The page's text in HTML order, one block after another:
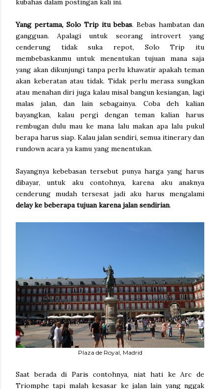
kubahas dalam postingan kali ini.
Yang pertama, Solo Trip itu bebas. Bebas hambatan dan
gangguan. Apalagi untuk seorang introvert yang
cenderung tidak suka repot, Solo Trip itu
membebaskanmu untuk menentukan tujuan mana saja
yang akan dikunjungi tanpa perlu khawatir apakah teman
akan keberatan atau tidak. Tidak perlu merasa sungkan
atau menahan diri juga kalau misal bangun kesiangan, lagi
malas jalan, dan lain sebagainya. Coba deh kalian
bayangkan, kalau pergi dengan teman kalian harus
rembugan dulu mau ke mana lalu makan apa lalu pukul
berapa harus siap. Kalau jalan sendiri, semua itinerary dan
rundown acara ya kamu yang menentukan.
Sayangnya kebebasan tersebut punya harga yang harus
dibayar, untuk aku contohnya, karena aku anaknya
cenderung mudah tersesat jadi aku harus mengalami
delay ke beberapa tujuan karena jalan sendirian.
Plaza de Royal, Madrid
Saat berada di Paris contohnya, niat hati ke Arc de
Triomphe tapi malah kesasar ke jalan lain yang nggak